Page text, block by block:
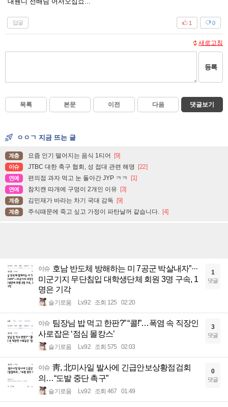
답글 0
1
새로고침
등록
목록 본문 이전 다음 댓글보기
ㅇㅇㄱ 지금 뜨는 글
계층 요즘 인기 떨어지는 음식 1티어 [9]
이슈 JTBC 대한 축구 협회, 성 접대 관련 해명 [22]
연예 편의점 과자 먹고 눈 돌아간 JYP ㅋㅋ [1]
연예 참치캔 따개에 구멍이 2개인 이유 [3]
계층 김민재가 바라는 차기 국대 감독 [9]
계층 주식때문에 죽고 싶고 가정이 파탄날꺼 같습니다. [4]
이슈 호남 반도체 방해하는 미 7공군 박살내자”···
미군기지 무단침입 대학생단체 회원 3명 구속, 1
명은 기각
슬기로움 Lv.92 조회 125 02:20
1
댓글
이슈 팀장님 밥 먹고 한판?” “콜!”…폭염 속 직장인
사로잡은 ‘점심 몰캉스’
슬기로움 Lv.92 조회 575 02:03
3
댓글
이슈 靑, 北미사일 발사에 긴급안보상황점검회
의…“도발 중단 촉구”
슬기로움 Lv.92 조회 467 01:49
0
댓글